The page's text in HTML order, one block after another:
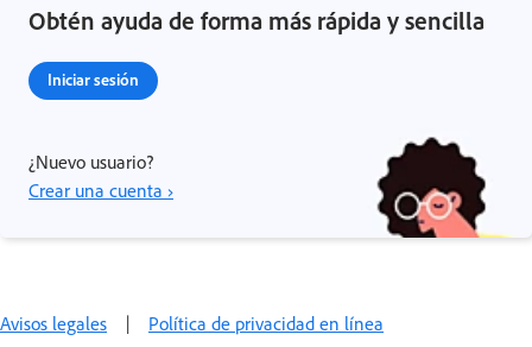
Obtén ayuda de forma más rápida y sencilla
Iniciar sesión
¿Nuevo usuario?
Crear una cuenta ›
Avisos legales | Política de privacidad en línea